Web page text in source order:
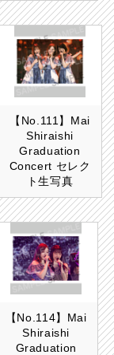
【No.111】Mai
Shiraishi
Graduation
Concert セレク
ト生写真
【No.114】Mai
Shiraishi
Graduation